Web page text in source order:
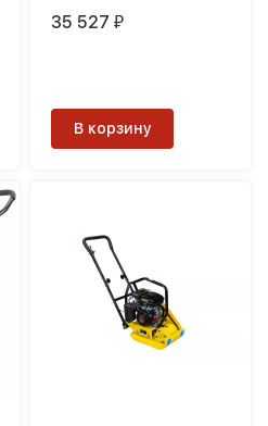
35 527₽
В корзину